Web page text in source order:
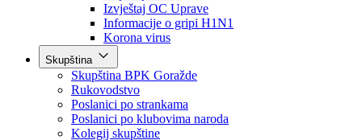
Obavještenja Vlade
Izvještajno prognozna služba Ministarstva privrede
Izvještaj o radu
Izvještaj OC Uprave
Informacije o gripi H1N1
Korona virus
Skupština
Skupština BPK Goražde
Rukovodstvo